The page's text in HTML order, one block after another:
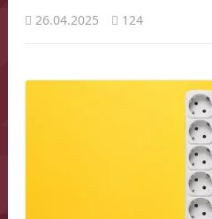
26.04.2025 124